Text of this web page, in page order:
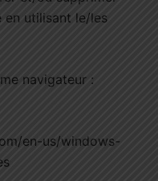
utilisant le/les
navigateur :
en-us/windows-